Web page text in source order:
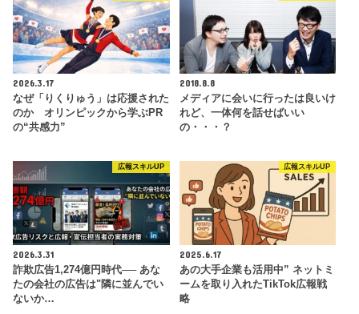
2026.3.17
なぜ「りくりゅう」は応援された
のか オリンピックから学ぶPR
の“共感力”
2018.8.8
メディアに会いに行ったは良いけ
れど、一体何を話せばいい
の・・・？
広報スキルUP
2026.3.31
詐欺広告1,274億円時代── あな
たの会社の広告は"隣に並んでい
ないか…
広報スキルUP
2025.6.17
あの大手企業も活用中” ネットミ
ームを取り入れたTikTok広報戦
略